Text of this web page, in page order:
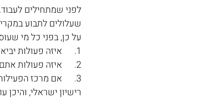
לפני שמתחילים
שעלולים לתבוע
על כן, בפני כל מי
1.      איזה פעולות יביאו לכך שתידרשו לרישיון בישראל?
2.      איזה פעולות אתם חייבים לבצע מול גורם שיש לו רישיון?
3.      אם מרכז
רישיון ישראלי, והיכן